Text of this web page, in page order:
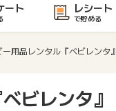
ート レシート
で貯める
ー用品レンタル『ベビレンタ』
ビレンタ』